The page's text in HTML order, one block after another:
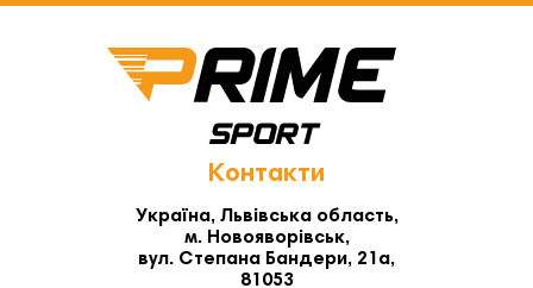
Контакти
Україна, Львівська область,
м. Новояворівськ,
вул. Степана Бандери, 21а,
81053